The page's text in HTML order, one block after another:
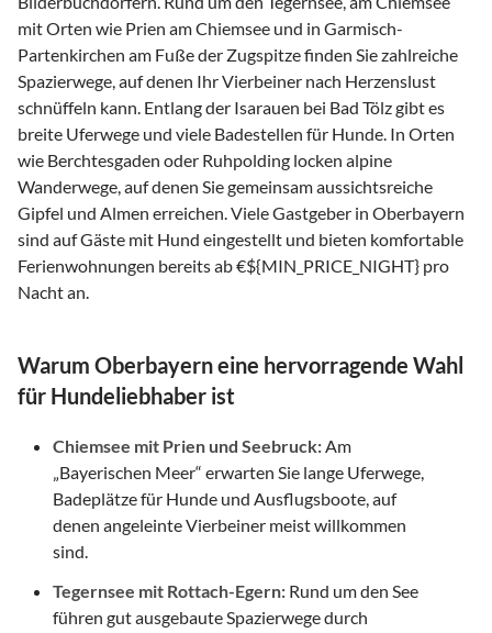
mit Orten wie Prien am Chiemsee und in Garmisch-
Partenkirchen am Fuße der Zugspitze finden Sie zahlreiche
Spazierwege, auf denen Ihr Vierbeiner nach Herzenslust
schnüffeln kann. Entlang der Isarauen bei Bad Tölz gibt es
breite Uferwege und viele Badestellen für Hunde. In Orten
wie Berchtesgaden oder Ruhpolding locken alpine
Wanderwege, auf denen Sie gemeinsam aussichtsreiche
Gipfel und Almen erreichen. Viele Gastgeber in Oberbayern
sind auf Gäste mit Hund eingestellt und bieten komfortable
Ferienwohnungen bereits ab €${MIN_PRICE_NIGHT} pro
Nacht an.
Warum Oberbayern eine hervorragende Wahl
für Hundeliebhaber ist
Chiemsee mit Prien und Seebruck:Am
„Bayerischen Meer“ erwarten Sie lange Uferwege,
Badeplätze für Hunde und Ausflugsboote, auf
denen angeleinte Vierbeiner meist willkommen
sind.
Tegernsee mit Rottach-Egern: Rund um den See
führen gut ausgebaute Spazierwege durch